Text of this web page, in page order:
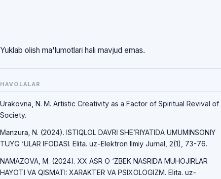
Yuklab olish ma'lumotlari hali mavjud emas.
HAVOLALAR
Urakovna, N. M. Artistic Creativity as a Factor of Spiritual Revival of
Society.
Manzura, N. (2024). ISTIQLOL DAVRI SHE’RIYATIDA UMUMINSONIY
TUYG ‘ULAR IFODASI. Elita. uz-Elektron Ilmiy Jurnal, 2(1), 73-76.
NAMAZOVA, M. (2024). XX ASR O ‘ZBEK NASRIDA MUHOJIRLAR
HAYOTI VA QISMATI: XARAKTER VA PSIXOLOGIZM. Elita. uz-